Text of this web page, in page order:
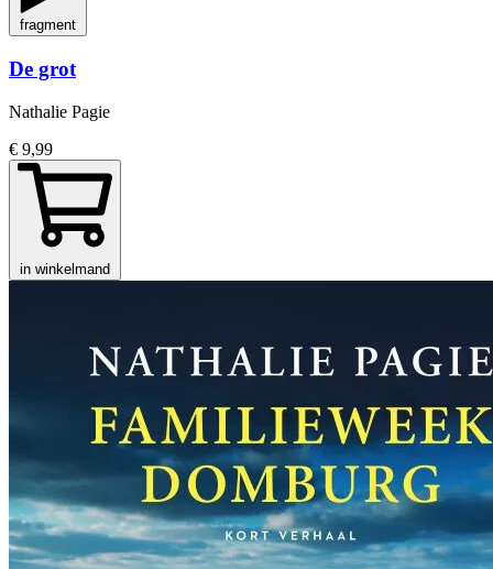
fragment
De grot
Nathalie Pagie
€ 9,99
in winkelmand